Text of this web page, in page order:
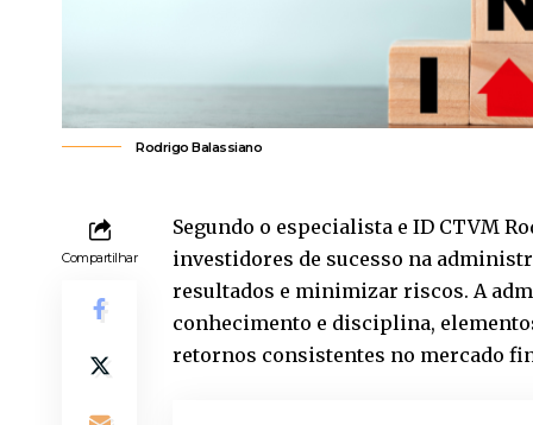
Rodrigo Balassiano
Compartilhar
Segundo o especialista e ID CTVM
investidores de sucesso na
resultados e minimizar riscos. A
conhecimento e disciplina,
retornos consistentes no mercado